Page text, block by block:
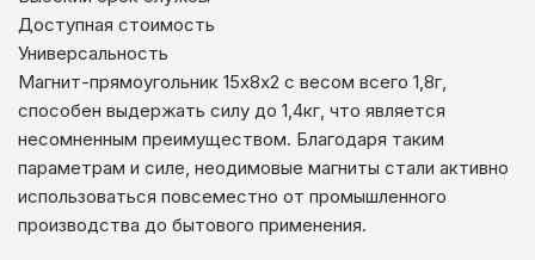
Доступная стоимость
Универсальность
Магнит-прямоугольник 15х8х2 с весом всего 1,8г,
способен выдержать силу до 1,4кг, что является
несомненным преимуществом. Благодаря таким
параметрам и силе, неодимовые магниты стали активно
использоваться повсеместно от промышленного
производства до бытового применения.